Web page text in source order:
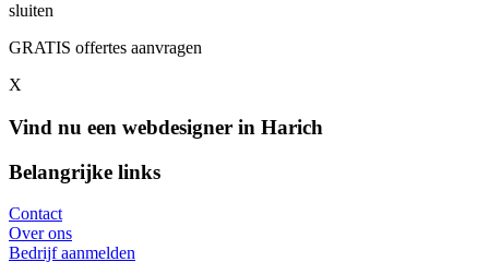
sluiten
GRATIS offertes aanvragen
X
Vind nu een webdesigner in Harich
Belangrijke links
Contact
Over ons
Bedrijf aanmelden